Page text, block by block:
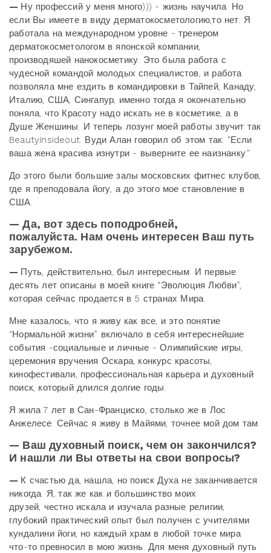
— Ну профессий у меня много))) - жизнь научила. Но
если Вы имеете в виду дерматокосметологию,то нет. Я
работала на международном уровне - тренером
дерматокосметологом в японской компании,
производяшей нанокосметику. Это была работа с
чудесной командой молодых специалистов, и работа
позволяла мне ездить в командировки в Тайпей, Канаду,
Италию, США, Сингапур, именно тогда я окончательно
поняла, что Красоту надо искать не в косметике, а в
Душе Женшины. И теперь лозунг моей работы звучит так
Beautyinsideout. Вуди Алан говорил об этом так: "Если
ваша жена красива изнутри - выверните ее наизнанку."
До этого были большие залы московских фитнес клубов,
где я преподовала йогу, а до этого мое становление в
США.
— Да, вот здесь поподробней,
пожалуйста. Нам очень интересен Ваш путь
зарубежом.
— Путь, действительно, был интересным. И первые
десять лет описаны в моей книге “Эволюция Любви”,
которая сейчас продается в 5 странах Мира.
Мне казалось, что я живу как все, и это понятие
“Нормальной жизни” включало в себя интереснейшие
события -социальные и личные - Олимпийские игры,
церемония вручения Оскара, конкурс красоты,
кинофестивали, профессиональная карьера и духовный
поиск, который длился долгие годы.
Я жила 7 лет в Сан-Франциско, столько же в Лос
Анжелесе. Сейчас я живу в Майями, точнее мой дом там.
— Ваш духовный поиск, чем он закончился?
И нашли ли Вы ответы на свои вопросы?
— К счастью да, нашла, но поиск Духа не заканчивается
никогда. Я, так же как и большинство моих
друзей, честно искала и изучала разные религии,
глубокий практический опыт был получен с учителями
кундалини йоги, но каждый храм в любой точке мира
что-то превносил в мою жизнь. Для меня духовный путь